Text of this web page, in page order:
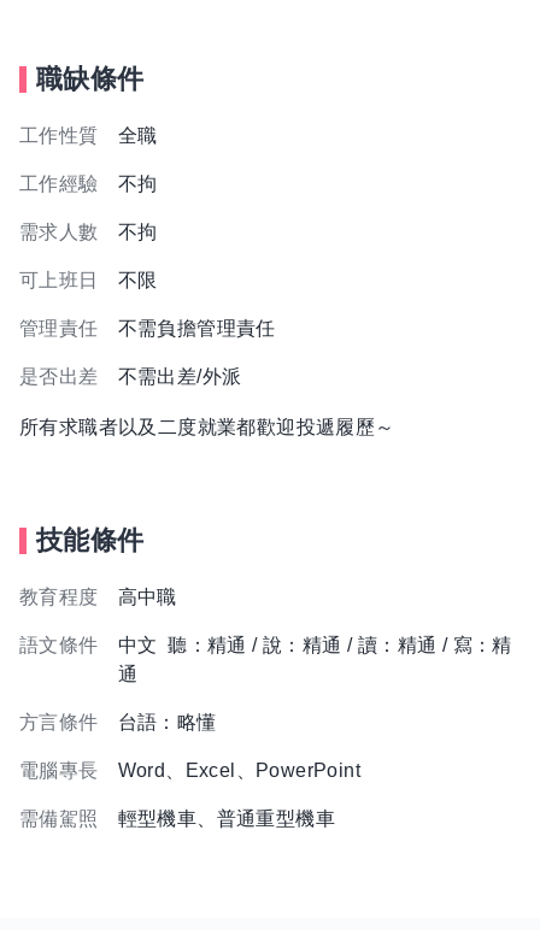
職缺條件
工作性質 全職
工作經驗 不拘
需求人數 不拘
可上班日 不限
管理責任 不需負擔管理責任
是否出差 不需出差/外派
所有求職者以及二度就業都歡迎投遞履歷～
技能條件
教育程度 高中職
語文條件
中文 聽：精通 / 說：精通 / 讀：精通 / 寫：精
通
方言條件 台語：略懂
電腦專長 Word、Excel、PowerPoint
需備駕照 輕型機車、普通重型機車